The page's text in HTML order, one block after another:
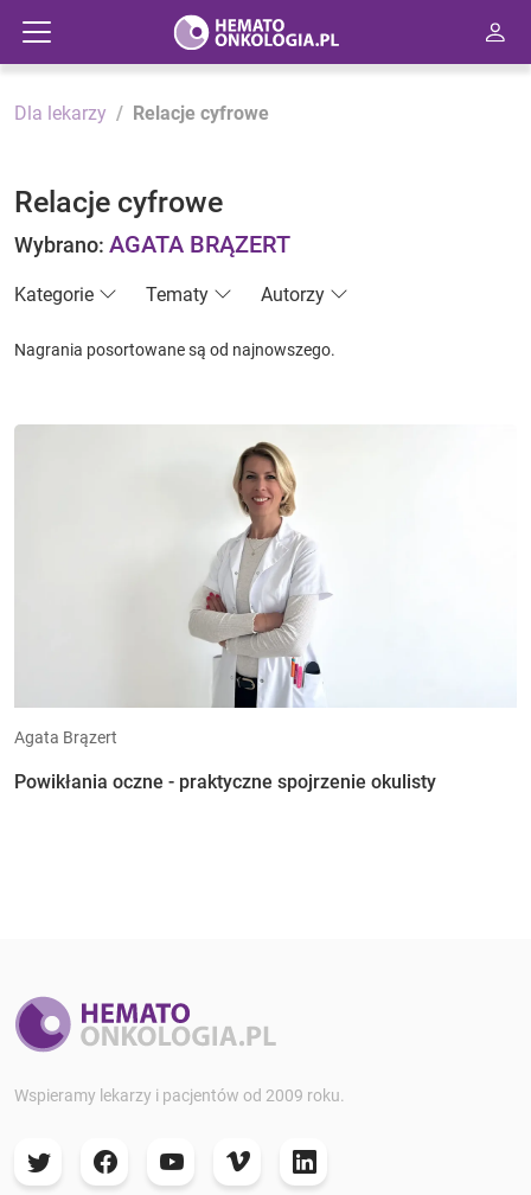
Dla lekarzy Relacje cyfrowe
Relacje cyfrowe
Wybrano: AGATA BRĄZERT
Kategorie Tematy Autorzy
Nagrania posortowane są od najnowszego.
Agata Brązert
Powikłania oczne - praktyczne spojrzenie okulisty
Wspieramy lekarzy i pacjentów od 2009 roku.